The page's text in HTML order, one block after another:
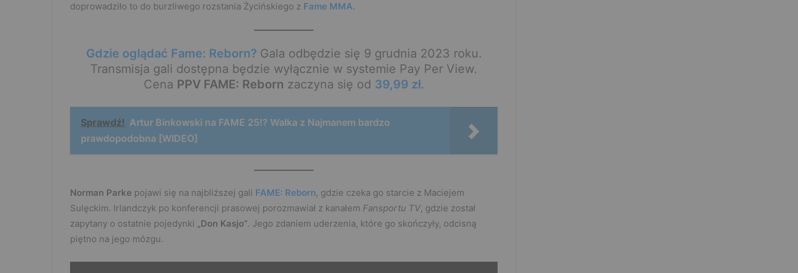
doprowadziło to do burzliwego rozstania Życińskiego z Fame MMA.
Gdzie oglądać Fame: Reborn? Gala odbędzie się 9 grudnia 2023 roku.
Transmisja gali dostępna będzie wyłącznie w systemie Pay Per View.
Cena PPV FAME: Reborn zaczyna się od 39,99 zł.
Sprawdź! Artur Binkowski na FAME 25!? Walka z Najmanem bardzo
prawdopodobna [WIDEO]
Norman Parke pojawi się na najbliższej gali FAME: Reborn, gdzie czeka go starcie z Maciejem
Sulęckim. Irlandczyk po konferencji prasowej porozmawiał z kanałem Fansportu TV, gdzie został
zapytany o ostatnie pojedynki „Don Kasjo”. Jego zdaniem uderzenia, które go skończyły, odcisną
piętno na jego mózgu.